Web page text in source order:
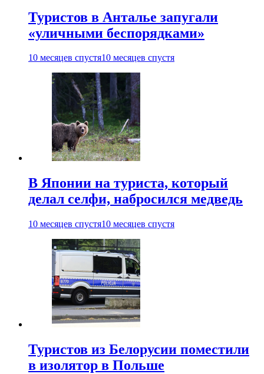
Туристов в Анталье запугали
«уличными беспорядками»
10 месяцев спустя10 месяцев спустя
В Японии на туриста, который
делал селфи, набросился медведь
10 месяцев спустя10 месяцев спустя
Туристов из Белорусии поместили
в изолятор в Польше